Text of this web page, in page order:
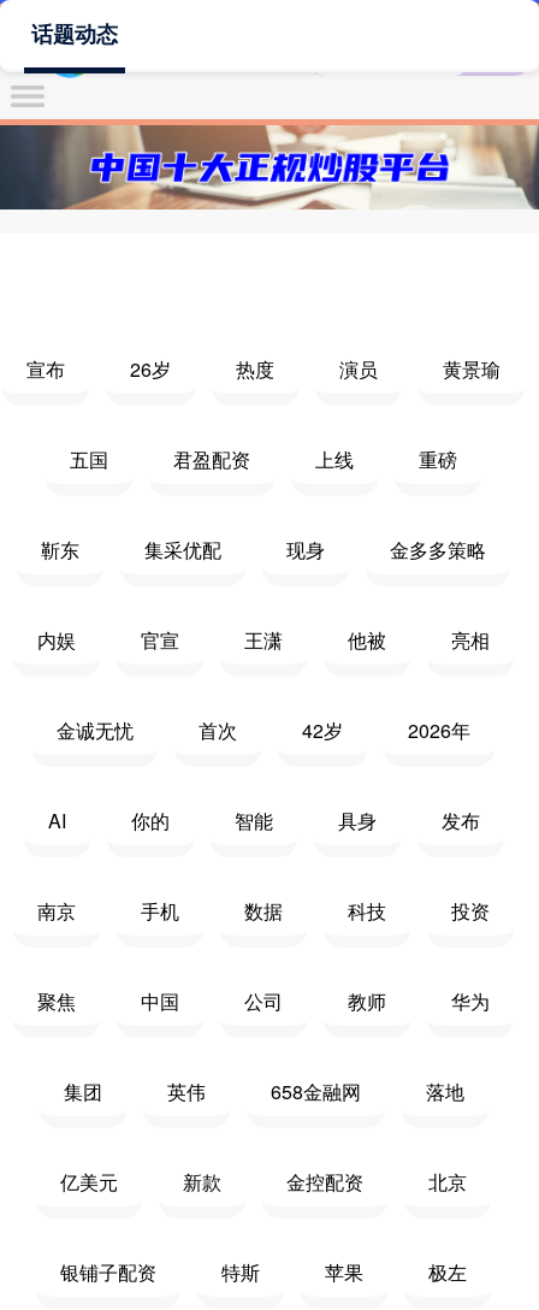
话题动态
宣布 26岁 热度 演员 黄景瑜
五国 君盈配资 上线 重磅
靳东 集采优配 现身 金多多策略
内娱 官宣 王潇 他被 亮相
金诚无忧 首次 42岁 2026年
AI 你的 智能 具身 发布
南京 手机 数据 科技 投资
聚焦 中国 公司 教师 华为
集团 英伟 658金融网 落地
亿美元 新款 金控配资 北京
银铺子配资 特斯 苹果 极左